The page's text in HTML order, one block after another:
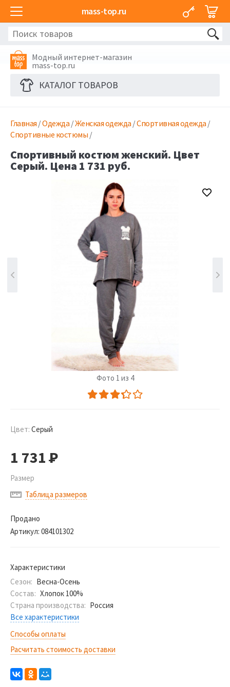
mass-top.ru
Модный интернет-магазин
mass-top.ru
КАТАЛОГ ТОВАРОВ
Главная /Одежда /Женская одежда /Спортивная одежда /
Спортивные костюмы /
Спортивный костюм женский. Цвет
Серый. Цена 1 731 руб.
Фото 1 из 4
Цвет: Серый
1 731Р
Размер
Таблица размеров
Продано
Артикул: 084101302
Характеристики
Сезон: Весна-Осень
Состав: Хлопок 100%
Страна производства: Россия
Все характеристики
Способы оплаты
Расчитать стоимость доставки